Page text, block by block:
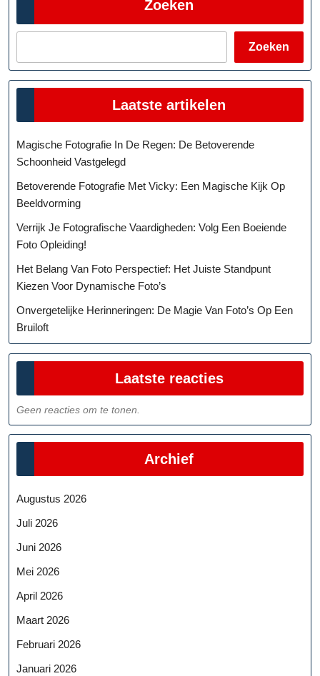
Zoeken
Zoeken
Laatste artikelen
Magische Fotografie In De Regen: De Betoverende
Schoonheid Vastgelegd
Betoverende Fotografie Met Vicky: Een Magische Kijk Op
Beeldvorming
Verrijk Je Fotografische Vaardigheden: Volg Een Boeiende
Foto Opleiding!
Het Belang Van Foto Perspectief: Het Juiste Standpunt
Kiezen Voor Dynamische Foto’s
Onvergetelijke Herinneringen: De Magie Van Foto’s Op Een
Bruiloft
Laatste reacties
Geen reacties om te tonen.
Archief
Augustus 2026
Juli 2026
Juni 2026
Mei 2026
April 2026
Maart 2026
Februari 2026
Januari 2026